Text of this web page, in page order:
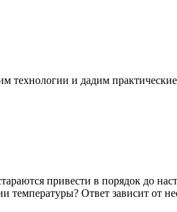
технологии и дадим
привести в порядок до
Ответ зависит от